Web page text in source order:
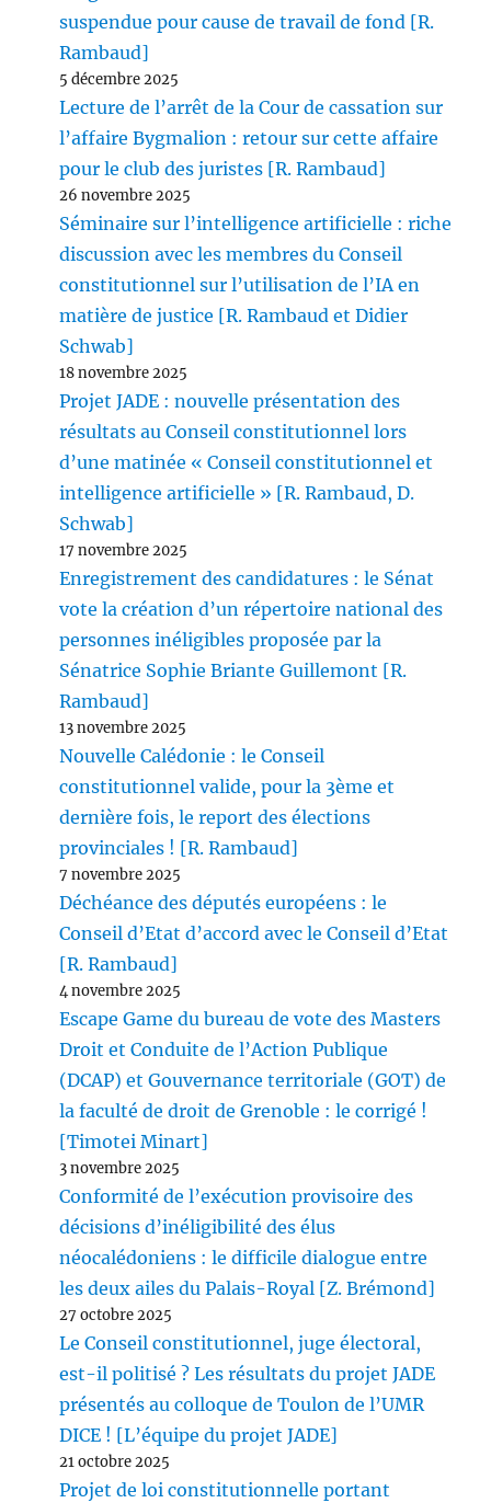
suspendue pour cause de travail de fond [R.
Rambaud]
5 décembre 2025
Lecture de l’arrêt de la Cour de cassation sur
l’affaire Bygmalion : retour sur cette affaire
pour le club des juristes [R. Rambaud]
26 novembre 2025
Séminaire sur l’intelligence artificielle : riche
discussion avec les membres du Conseil
constitutionnel sur l’utilisation de l’IA en
matière de justice [R. Rambaud et Didier
Schwab]
18 novembre 2025
Projet JADE : nouvelle présentation des
résultats au Conseil constitutionnel lors
d’une matinée « Conseil constitutionnel et
intelligence artificielle » [R. Rambaud, D.
Schwab]
17 novembre 2025
Enregistrement des candidatures : le Sénat
vote la création d’un répertoire national des
personnes inéligibles proposée par la
Sénatrice Sophie Briante Guillemont [R.
Rambaud]
13 novembre 2025
Nouvelle Calédonie : le Conseil
constitutionnel valide, pour la 3ème et
dernière fois, le report des élections
provinciales ! [R. Rambaud]
7 novembre 2025
Déchéance des députés européens : le
Conseil d’Etat d’accord avec le Conseil d’Etat
[R. Rambaud]
4 novembre 2025
Escape Game du bureau de vote des Masters
Droit et Conduite de l’Action Publique
(DCAP) et Gouvernance territoriale (GOT) de
la faculté de droit de Grenoble : le corrigé !
[Timotei Minart]
3 novembre 2025
Conformité de l’exécution provisoire des
décisions d’inéligibilité des élus
néocalédoniens : le difficile dialogue entre
les deux ailes du Palais-Royal [Z. Brémond]
27 octobre 2025
Le Conseil constitutionnel, juge électoral,
est-il politisé ? Les résultats du projet JADE
présentés au colloque de Toulon de l’UMR
DICE ! [L’équipe du projet JADE]
21 octobre 2025
Projet de loi constitutionnelle portant